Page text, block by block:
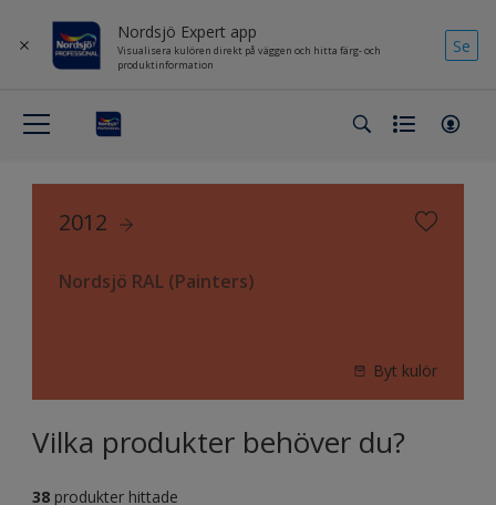
Nordsjö Expert app
Visualisera kulören direkt på väggen och hitta färg- och
produktinformation
Se
2012
Nordsjö RAL (Painters)
Byt kulör
Vilka produkter behöver du?
38 produkter hittade